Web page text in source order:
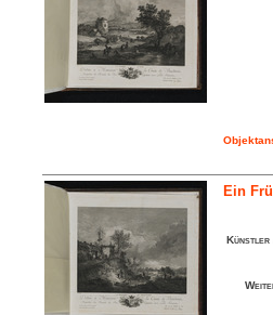
Ein
Künstler